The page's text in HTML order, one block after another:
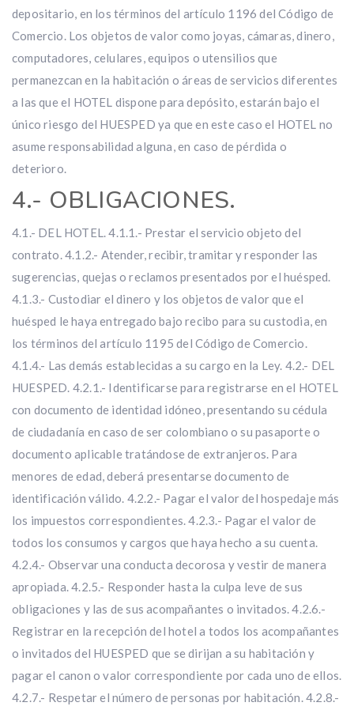
depositario, en los términos del artículo 1196 del Código de
Comercio. Los objetos de valor como joyas, cámaras, dinero,
computadores, celulares, equipos o utensilios que
permanezcan en la habitación o áreas de servicios diferentes
a las que el HOTEL dispone para depósito, estarán bajo el
único riesgo del HUESPED ya que en este caso el HOTEL no
asume responsabilidad alguna, en caso de pérdida o
deterioro.
4.- OBLIGACIONES.
4.1.- DEL HOTEL. 4.1.1.- Prestar el servicio objeto del
contrato. 4.1.2.- Atender, recibir, tramitar y responder las
sugerencias, quejas o reclamos presentados por el huésped.
4.1.3.- Custodiar el dinero y los objetos de valor que el
huésped le haya entregado bajo recibo para su custodia, en
los términos del artículo 1195 del Código de Comercio.
4.1.4.- Las demás establecidas a su cargo en la Ley. 4.2.- DEL
HUESPED. 4.2.1.- Identificarse para registrarse en el HOTEL
con documento de identidad idóneo, presentando su cédula
de ciudadanía en caso de ser colombiano o su pasaporte o
documento aplicable tratándose de extranjeros. Para
menores de edad, deberá presentarse documento de
identificación válido. 4.2.2.- Pagar el valor del hospedaje más
los impuestos correspondientes. 4.2.3.- Pagar el valor de
todos los consumos y cargos que haya hecho a su cuenta.
4.2.4.- Observar una conducta decorosa y vestir de manera
apropiada. 4.2.5.- Responder hasta la culpa leve de sus
obligaciones y las de sus acompañantes o invitados. 4.2.6.-
Registrar en la recepción del hotel a todos los acompañantes
o invitados del HUESPED que se dirijan a su habitación y
pagar el canon o valor correspondiente por cada uno de ellos.
4.2.7.- Respetar el número de personas por habitación. 4.2.8.-